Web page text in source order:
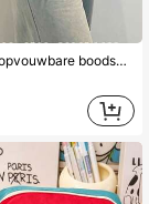
Gloednieuwe opvouwbare boodschappentas met drukknoopsluiting, uitschuifbare draagtas met sleutelring (kan ook als hanger worden gebruikt), ultralichte reis-/zakelijke organizer, compacte opbergruimte, voor dagelijks gebruik, minimalistische draagtas, verstevigde stiksels, sleutelhouder, kleine draagtas, minimalistische levensstijl, frequent flyer